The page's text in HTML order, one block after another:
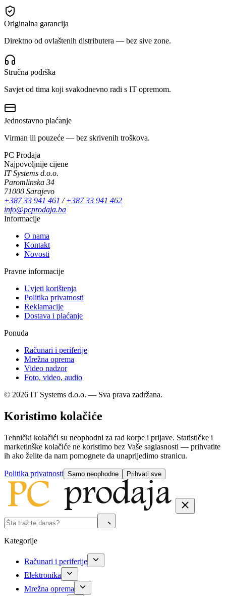
Originalna garancija
Direktno od ovlaštenih distributera — bez sive zone.
Stručna podrška
Savjet od tima koji svakodnevno radi s IT opremom.
Jednostavno plaćanje
Virman ili pouzeće — bez skrivenih troškova.
PC Prodaja
Najpovoljnije cijene
IT Systems d.o.o.
Paromlinska 34
71000 Sarajevo
+387 33 941 461 /+387 33 941 462
info@pcprodaja.ba
Informacije
O nama
Kontakt
Novosti
Pravne informacije
Uvjeti korištenja
Politika privatnosti
Reklamacije
Dostava i plaćanje
Ponuda
Računari i periferije
Mrežna oprema
Video nadzor
Foto, video, audio
© 2026 IT Systems d.o.o. — Sva prava zadržana.
Koristimo kolačiće
Tehnički kolačići su neophodni za rad korpe i prijave. Statističke i
marketinške kolačiće ne koristimo bez Vaše saglasnosti — prihvatite
ih ako želite da nam pomognete da unaprijedimo stranicu.
Politika privatnosti Samo neophodne Prihvati sve
Kategorije
Računari i periferije
Elektronika
Mrežna oprema